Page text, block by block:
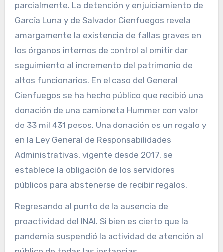
parcialmente. La detención y enjuiciamiento de
García Luna y de Salvador Cienfuegos revela
amargamente la existencia de fallas graves en
los órganos internos de control al omitir dar
seguimiento al incremento del patrimonio de
altos funcionarios. En el caso del General
Cienfuegos se ha hecho público que recibió una
donación de una camioneta Hummer con valor
de 33 mil 431 pesos. Una donación es un regalo y
en la Ley General de Responsabilidades
Administrativas, vigente desde 2017, se
establece la obligación de los servidores
públicos para abstenerse de recibir regalos.
Regresando al punto de la ausencia de
proactividad del INAI. Si bien es cierto que la
pandemia suspendió la actividad de atención al